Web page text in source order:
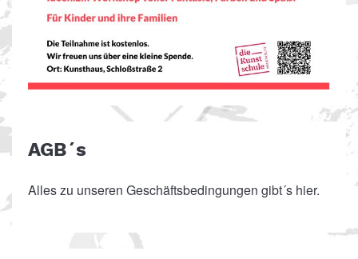
AGB´s
Alles zu unseren Geschäftsbedingungen gibt´s hier.